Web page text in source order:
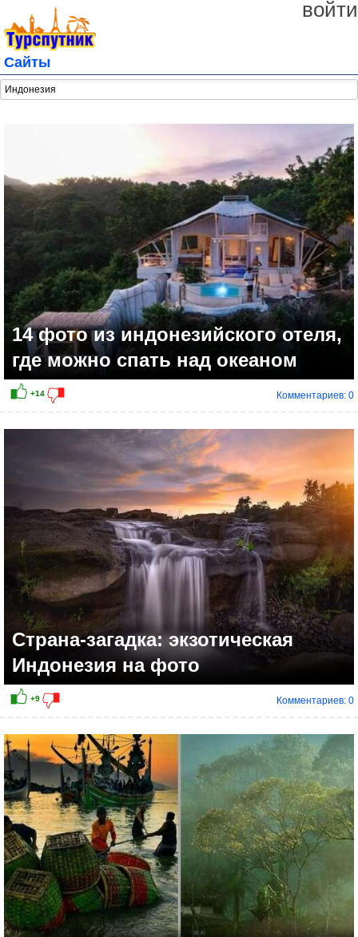
войти
Сайты
14 фото из индонезийского отеля,
где можно спать над океаном
+14
Комментариев: 0
Страна-загадка: экзотическая
Индонезия на фото
Комментариев: 0